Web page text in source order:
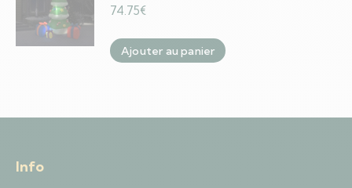
74.75€
Ajouter au panier
Info